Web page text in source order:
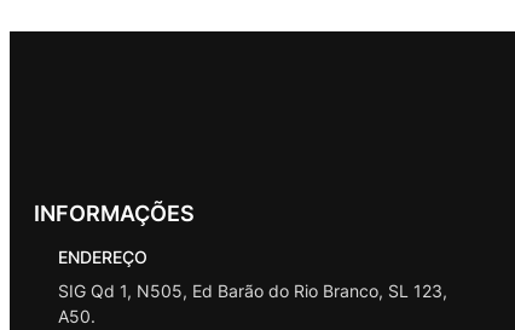
INFORMAÇÕES
ENDEREÇO
SIG Qd 1, N505, Ed Barão do Rio Branco, SL 123,
A50.